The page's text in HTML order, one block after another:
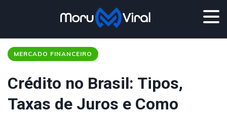
MERCADO FINANCEIRO
Crédito no Brasil: Tipos,
Taxas de Juros e Como